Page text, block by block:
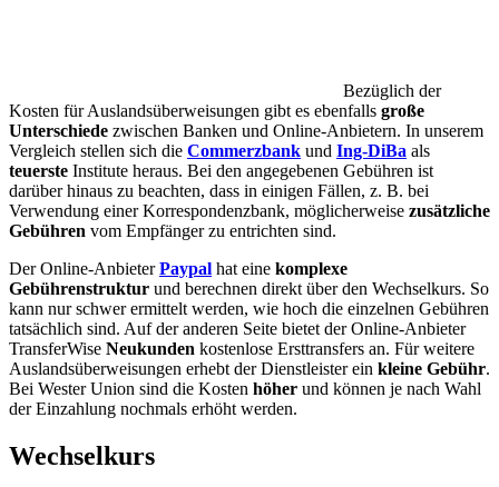
Bezüglich der
Kosten für Auslandsüberweisungen gibt es ebenfalls große
Unterschiede zwischen Banken und Online-Anbietern. In unserem
Vergleich stellen sich die Commerzbank und Ing-DiBa als
teuerste Institute heraus. Bei den angegebenen Gebühren ist
darüber hinaus zu beachten, dass in einigen Fällen, z. B. bei
Verwendung einer Korrespondenzbank, möglicherweise zusätzliche
Gebühren vom Empfänger zu entrichten sind.
Der Online-AnbieterPaypal hat eine komplexe
Gebührenstruktur und berechnen direkt über den Wechselkurs. So
kann nur schwer ermittelt werden, wie hoch die einzelnen Gebühren
tatsächlich sind. Auf der anderen Seite bietet der Online-Anbieter
TransferWise Neukunden kostenlose Ersttransfers an. Für weitere
Auslandsüberweisungen erhebt der Dienstleister ein kleine Gebühr.
Bei Wester Union sind die Kosten höher und können je nach Wahl
der Einzahlung nochmals erhöht werden.
Wechselkurs